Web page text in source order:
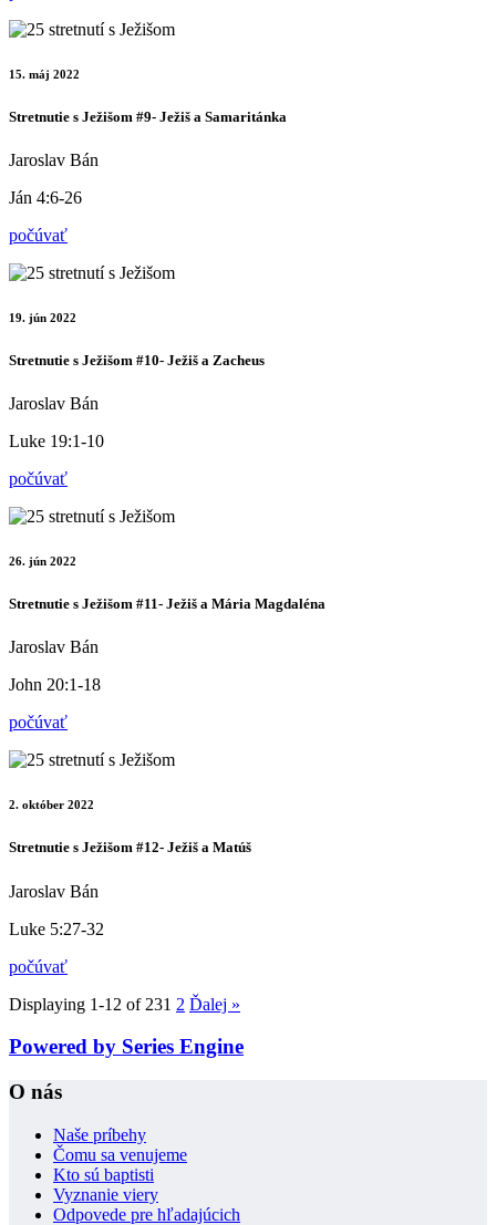
15. máj 2022
Stretnutie s Ježišom #9- Ježiš a Samaritánka
Jaroslav Bán
Ján 4:6-26
počúvať
19. jún 2022
Stretnutie s Ježišom #10- Ježiš a Zacheus
Jaroslav Bán
Luke 19:1-10
počúvať
26. jún 2022
Stretnutie s Ježišom #11- Ježiš a Mária Magdaléna
Jaroslav Bán
John 20:1-18
počúvať
2. október 2022
Stretnutie s Ježišom #12- Ježiš a Matúš
Jaroslav Bán
Luke 5:27-32
počúvať
Displaying 1-12 of 231 2 Ďalej »
Powered by Series Engine
O nás
Naše príbehy
Čomu sa venujeme
Kto sú baptisti
Vyznanie viery
Odpovede pre hľadajúcich